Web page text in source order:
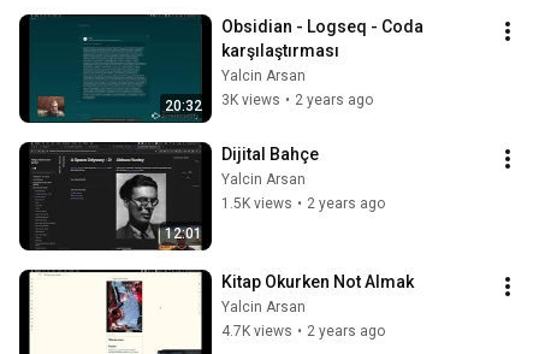
20:32
Obsidian - Logseq - Coda
karşılaştırması
Yalcin Arsan
3K views • 2 years ago
12:01
Dijital Bahçe
Yalcin Arsan
1.5K views • 2 years ago
Kitap Okurken Not Almak
Yalcin Arsan
4.7K views • 2 years ago